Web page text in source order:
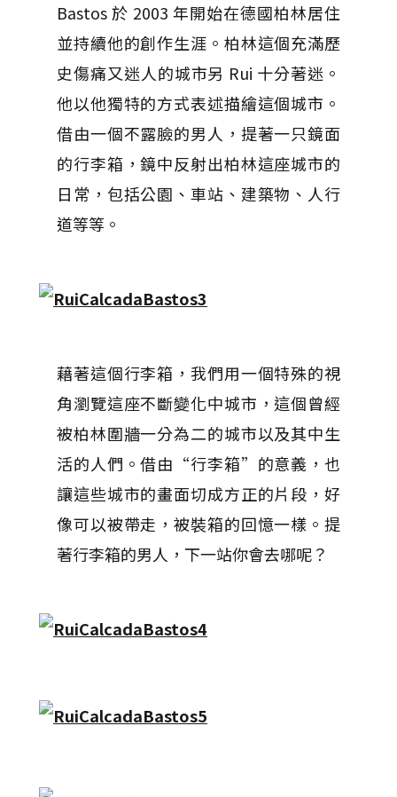
Bastos 於 2003 年開始在德國柏林居住
並持續他的創作生涯。柏林這個充滿歷
史傷痛又迷人的城市另 Rui 十分著迷。
他以他獨特的方式表述描繪這個城市。
借由一個不露臉的男人，提著一只鏡面
的行李箱，鏡中反射出柏林這座城市的
日常，包括公園、車站、建築物、人行
道等等。
藉著這個行李箱，我們用一個特殊的視
角瀏覽這座不斷變化中城市，這個曾經
被柏林圍牆一分為二的城市以及其中生
活的人們。借由“行李箱”的意義，也
讓這些城市的畫面切成方正的片段，好
像可以被帶走，被裝箱的回憶一樣。提
著行李箱的男人，下一站你會去哪呢？